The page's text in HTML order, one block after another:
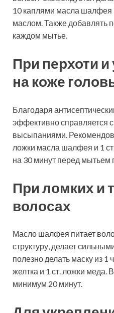
10 каплями масла шалфея
маслом. Также добавлять
каждом мытье.
При перхоти
на коже
Благодаря
эффективно справляется
высыпаниями.
ложки масла шалфея и 1
на 30 минут перед мытьем
При ломких и
волосах
Масло шалфея питает
структуру, делает
полезно делать маску из
желтка и 1 ст. ложки
минимум 20 минут.